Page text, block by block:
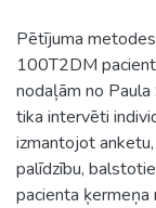
Pētījuma metodes
100T2DM
nodaļām no Paula
tika intervēti
izmantojot
palīdzību,
pacienta ķermeņa